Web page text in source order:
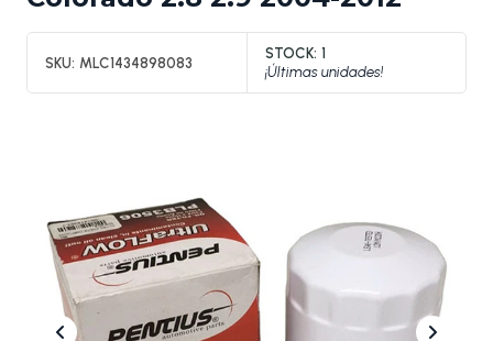
SKU: MLC1434898083
STOCK: 1
¡Últimas unidades!